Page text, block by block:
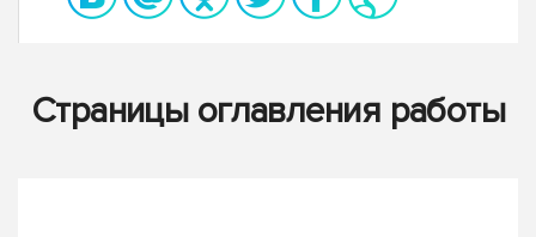
Страницы оглавления работы